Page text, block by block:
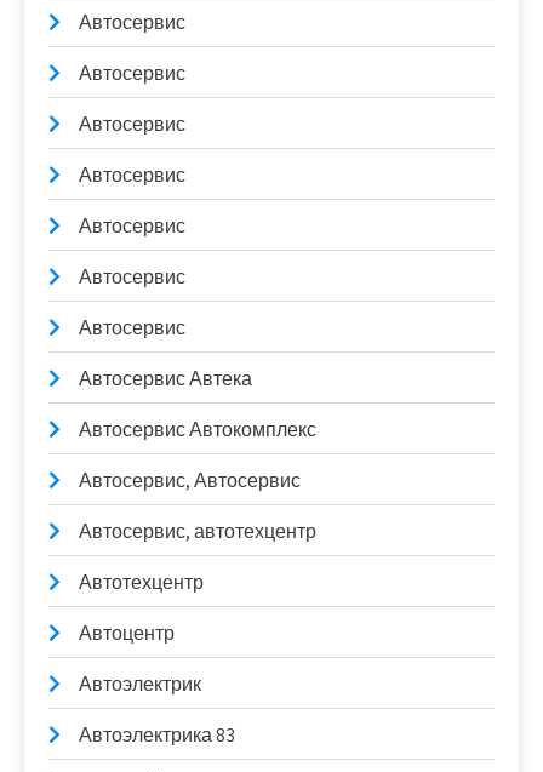
Автосервис
Автосервис
Автосервис
Автосервис
Автосервис
Автосервис
Автосервис
Автосервис Автека
Автосервис Автокомплекс
Автосервис, Автосервис
Автосервис, автотехцентр
Автотехцентр
Автоцентр
Автоэлектрик
Автоэлектрика 83